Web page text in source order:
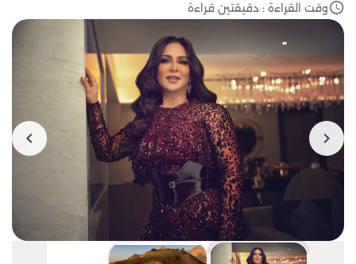
وقت القراءة : دقيقتين قراءة